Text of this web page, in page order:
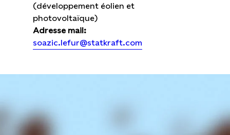
(développement éolien et
photovoltaïque)
Adresse mail:
soazic.lefur@statkraft.com